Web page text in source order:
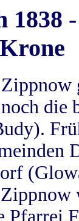
1838
die
Pfarrei